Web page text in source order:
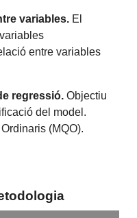
variables. El
entre variables
regressió.Objectiu
del model.
(MQO).